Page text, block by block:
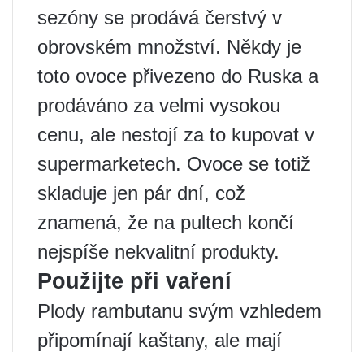
sezóny se prodává čerstvý v
obrovském množství. Někdy je
toto ovoce přivezeno do Ruska a
prodáváno za velmi vysokou
cenu, ale nestojí za to kupovat v
supermarketech. Ovoce se totiž
skladuje jen pár dní, což
znamená, že na pultech končí
nejspíše nekvalitní produkty.
Použijte při vaření
Plody rambutanu svým vzhledem
připomínají kaštany, ale mají